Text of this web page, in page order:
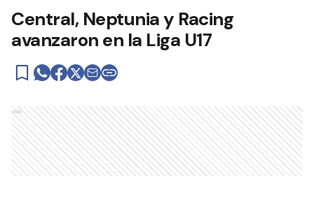
Central, Neptunia y Racing
avanzaron en la Liga U17
Ads